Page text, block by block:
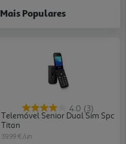
Mais Populares
4.0 (3)
Telemóvel Senior Dual Sim Spc
Titan
39.99 €/un